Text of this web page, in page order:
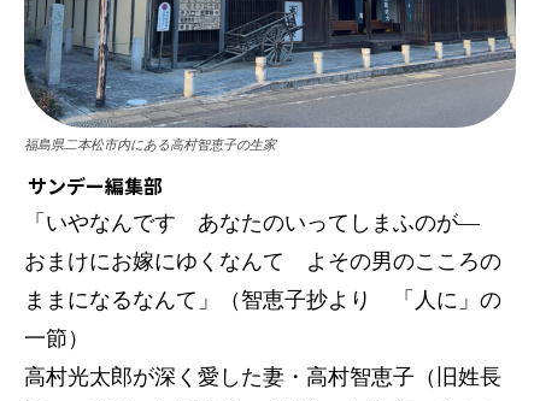
福島県二本松市内にある高村智恵子の生家
サンデー編集部
「いやなんです あなたのいってしまふのが―
おまけにお嫁にゆくなんて よその男のこころの
ままになるなんて」（智恵子抄より 「人に」の
一節）
高村光太郎が深く愛した妻・高村智恵子（旧姓長